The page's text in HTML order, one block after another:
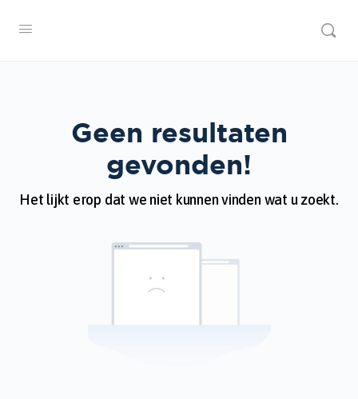
Geen resultaten
gevonden!
Het lijkt erop dat we niet kunnen vinden wat u zoekt.